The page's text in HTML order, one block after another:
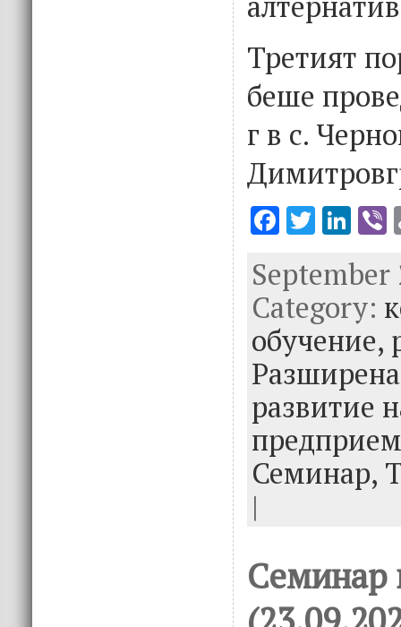
Третият
беше
г в с.
F
e
b
o
o
k
T
it
te
r
Li
k
e
dI
n
September
Category:
обучение,
развитие
Семинар,
|
Семинар